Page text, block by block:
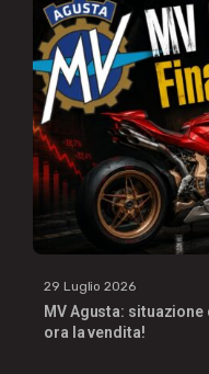
29 Luglio 2026
MV Agusta:
ora la vendita!